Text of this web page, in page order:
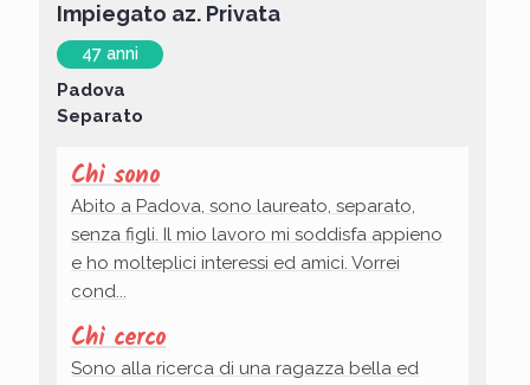
Impiegato az. Privata
47 anni
Padova
Separato
Chi sono
Abito a Padova, sono laureato, separato,
senza figli. Il mio lavoro mi soddisfa appieno
e ho molteplici interessi ed amici. Vorrei
cond...
Chi cerco
Sono alla ricerca di una ragazza bella ed